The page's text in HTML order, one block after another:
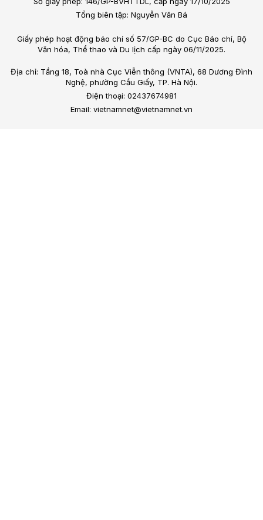
Tổng biên tập: Nguyễn Văn Bá
Giấy phép hoạt động báo chí số 57/GP-BC do Cục Báo chí, Bộ
Văn hóa, Thể thao và Du lịch cấp ngày 06/11/2025.
Địa chỉ: Tầng 18, Toà nhà Cục Viễn thông (VNTA), 68 Dương Đình
Nghệ, phường Cầu Giấy, TP. Hà Nội.
Điện thoại: 02437674981
Email: vietnamnet@vietnamnet.vn